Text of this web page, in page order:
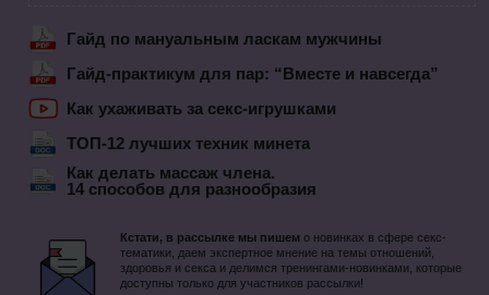
Гайд по мануальным ласкам мужчины
Гайд-практикум для пар: “Вместе и навсегда”
Как ухаживать за секс-игрушками
ТОП-12 лучших техник минета
Как делать массаж члена.
14 способов для разнообразия
Кстати, в рассылке мы пишем о новинках в сфере секс-
тематики, даем экспертное мнение на темы отношений,
здоровья и секса и делимся тренингами-новинками, которые
доступны только для участников рассылки!